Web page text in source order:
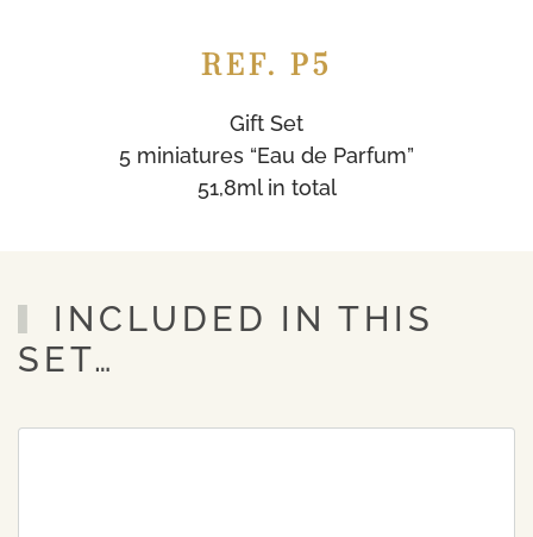
REF. P5
Gift Set
5 miniatures “Eau de Parfum”
51,8ml in total
INCLUDED IN THIS
SET…